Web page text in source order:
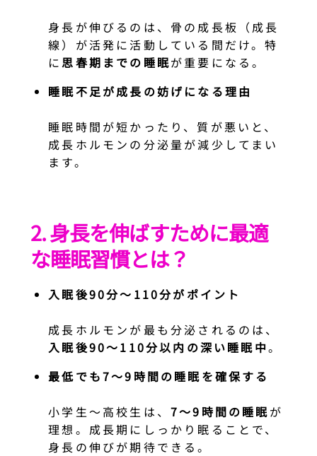
身長が伸びるのは、骨の成長板（成長
線）が活発に活動している間だけ。特
に 思春期までの睡眠が重要になる。
睡眠不足が成長の妨げになる理由
睡眠時間が短かったり、質が悪いと、
成長ホルモンの分泌量が減少してまい
ます。
2. 身長を伸ばすために最適
な睡眠習慣とは？
入眠後90分〜110分がポイント
成長ホルモンが最も分泌されるのは、
入眠後90〜110分以内の深い睡眠中。
最低でも7〜9時間の睡眠を確保する
小学生〜高校生は、 7〜9時間の睡眠が
理想。成長期にしっかり眠ることで、
身長の伸びが期待できる。